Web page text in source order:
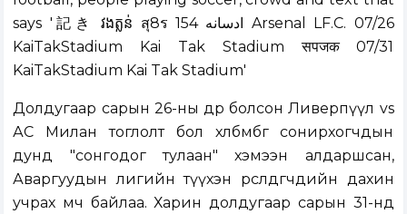
Долдугаар сарын 26-ны өдөр болсон Ливерпүүл vs
АС Милан тоглолт бол хөлбөмбөг сонирхогчдын
дунд "сонгодог тулаан" хэмээн алдаршсан,
Аваргуудын лигийн түүхэн өрсөлдөгчдийн дахин
учрах мөч байлаа. Харин долдугаар сарын 31-нд